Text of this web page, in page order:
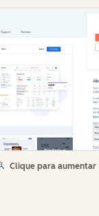
Clique para aumentar